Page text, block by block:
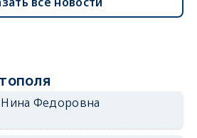
Федоровна